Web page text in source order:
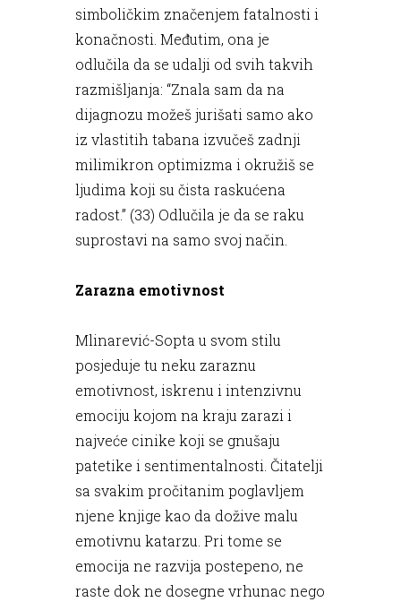
simboličkim značenjem fatalnosti i
konačnosti. Međutim, ona je
odlučila da se udalji od svih takvih
razmišljanja: “Znala sam da na
dijagnozu možeš jurišati samo ako
iz vlastitih tabana izvučeš zadnji
milimikron optimizma i okružiš se
ljudima koji su čista raskućena
radost.” (33) Odlučila je da se raku
suprostavi na samo svoj način.
Zarazna emotivnost
Mlinarević-Sopta u svom stilu
posjeduje tu neku zaraznu
emotivnost, iskrenu i intenzivnu
emociju kojom na kraju zarazi i
najveće cinike koji se gnušaju
patetike i sentimentalnosti. Čitatelji
sa svakim pročitanim poglavljem
njene knjige kao da dožive malu
emotivnu katarzu. Pri tome se
emocija ne razvija postepeno, ne
raste dok ne dosegne vrhunac nego